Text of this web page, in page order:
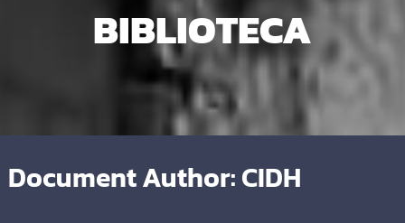
BIBLIOTECA
Document Author:CIDH